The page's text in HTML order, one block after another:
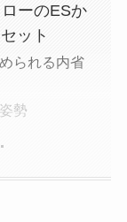
ーのESか
ット
られる内省
勢